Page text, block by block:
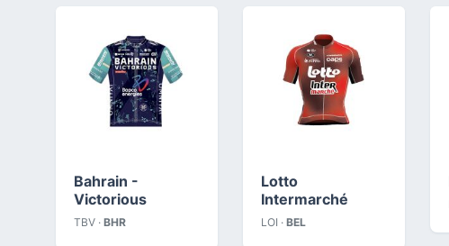
Bahrain -
Victorious
TBV · BHR
Lotto
Intermarché
LOI · BEL